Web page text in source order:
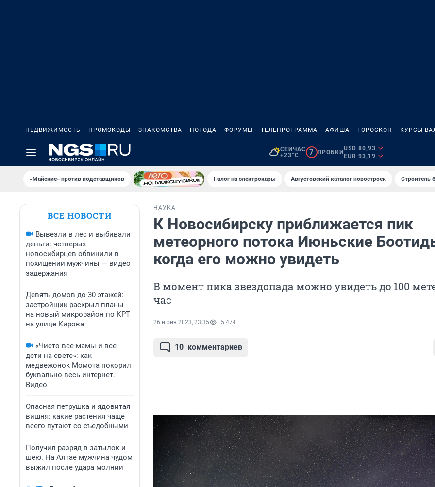
НЕДВИЖИМОСТЬ ПРОМОКОДЫ ЗНАКОМСТВА ПОГОДА ФОРУМЫ ТЕЛЕПРОГРАММА АФИША ГОРОСКОП КУРСЫ
СЕЙЧАС
+23°C
7 ПРОБКИ
USD 80,93
EUR 93,19
«Майские» против подставщиков Налог на электрокары Августовский каталог новостроек Строитель
ВСЕ НОВОСТИ
Вывезли в лес и выбивали
деньги: четверых
новосибирцев обвинили в
похищении мужчины — видео
задержания
Девять домов до 30 этажей:
застройщик раскрыл планы
на новый микрорайон по КРТ
на улице Кирова
«Чисто все мамы и все
дети на свете»: как
медвежонок Момота покорил
буквально весь интернет.
Видео
Опасная петрушка и ядовитая
вишня: какие растения чаще
всего путают со съедобными
Получил разряд в затылок и
шею. На Алтае мужчина чудом
выжил после удара молнии
НАУКА
К Новосибирску приближается пик
метеорного потока Июньские
когда его можно увидеть
В момент пика звездопада можно увидеть до 100
час
26 июня 2023, 23:35 5 474
10 комментариев